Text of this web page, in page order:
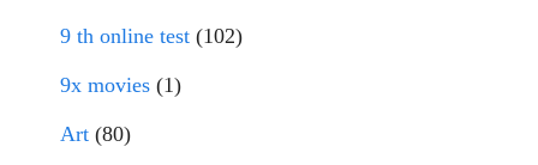
9 th online test (102)
9x movies (1)
Art (80)